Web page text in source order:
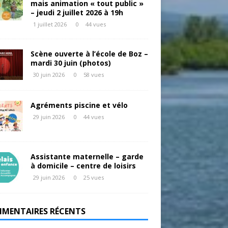
mais animation « tout public »
– jeudi 2 juillet 2026 à 19h
1 juillet 2026 0 44 vues
Scène ouverte à l’école de Boz –
mardi 30 juin (photos)
30 juin 2026 0 58 vues
Agréments piscine et vélo
29 juin 2026 0 44 vues
Assistante maternelle – garde
à domicile – centre de loisirs
29 juin 2026 0 25 vues
RÉCENTS